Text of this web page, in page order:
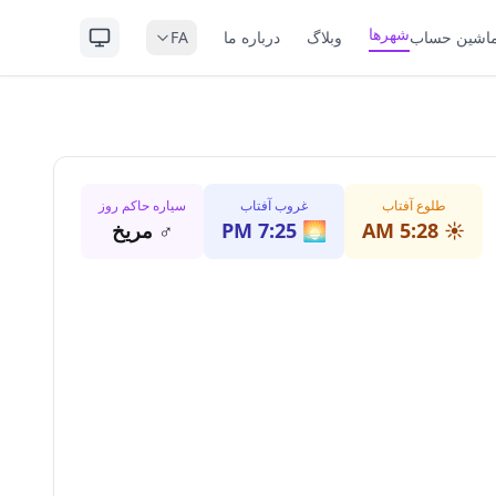
حسابشهرها وبلاگ درباره ما FA
طلوع آفتاب
☀️
5:28 AM
غروب آفتاب
🌅
7:25 PM
سیاره حاکم روز
♂ مریخ